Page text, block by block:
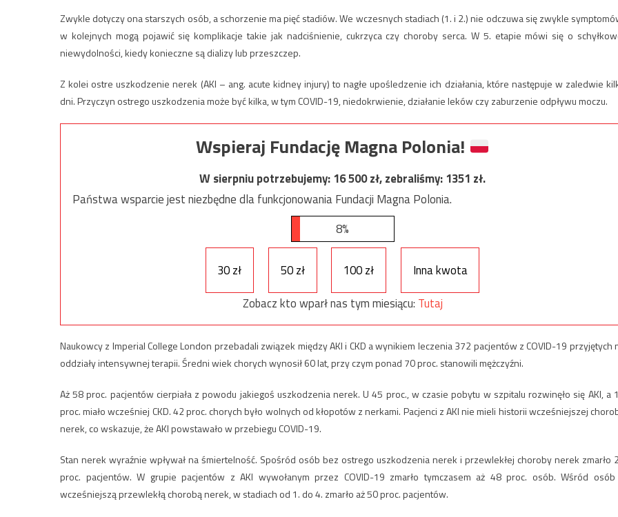
Zwykle dotyczy ona starszych osób, a schorzenie ma pięć stadiów. We wczesnych stadiach (1. i 2.) nie odczuwa się zwykle
w kolejnych mogą pojawić się komplikacje takie jak nadciśnienie, cukrzyca czy choroby serca. W 5. etapie mówi się o
niewydolności, kiedy konieczne są dializy lub przeszczep.
Z kolei ostre uszkodzenie nerek (AKI – ang. acute kidney injury) to nagłe upośledzenie ich działania, które następuje w zaledwie
dni. Przyczyn ostrego uszkodzenia może być kilka, w tym COVID-19, niedokrwienie, działanie leków czy zaburzenie odpływu moczu.
Wspieraj Fundację Magna Polonia!
W sierpniu potrzebujemy:16 500zł, zebraliśmy:1351 zł.
Państwa wsparcie jest niezbędne dla funkcjonowania Fundacji Magna Polonia.
8%
30 zł 50 zł 100 zł
Inna kwota
Zobacz kto wparł nas tym miesiącu: Tutaj
Naukowcy z Imperial College London przebadali związek między AKI i CKD a wynikiem leczenia 372 pacjentów z COVID-19 przyjętych
oddziały intensywnej terapii. Średni wiek chorych wynosił 60 lat, przy czym ponad 70 proc. stanowili mężczyźni.
Aż 58 proc. pacjentów cierpiała z powodu jakiegoś uszkodzenia nerek. U 45 proc., w czasie pobytu w szpitalu rozwinęło się AKI, a
proc. miało wcześniej CKD. 42 proc. chorych było wolnych od kłopotów z nerkami. Pacjenci z AKI nie mieli historii wcześniejszej
nerek, co wskazuje, że AKI powstawało w przebiegu COVID-19.
Stan nerek wyraźnie wpływał na śmiertelność. Spośród osób bez ostrego uszkodzenia nerek i przewlekłej choroby nerek zmarło
proc. pacjentów. W grupie pacjentów z AKI wywołanym przez COVID-19 zmarło tymczasem aż 48 proc. osób. Wśród
wcześniejszą przewlekłą chorobą nerek, w stadiach od 1. do 4. zmarło aż 50 proc. pacjentów.